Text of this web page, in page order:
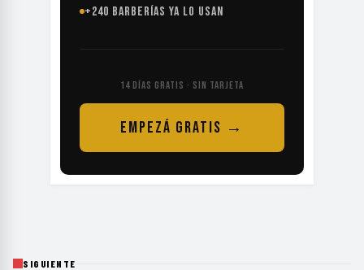
+240 BARBERÍAS YA LO USAN
14 DÍAS GRATIS · SIN TARJETA
EMPEZÁ GRATIS →
SIGUIENTE